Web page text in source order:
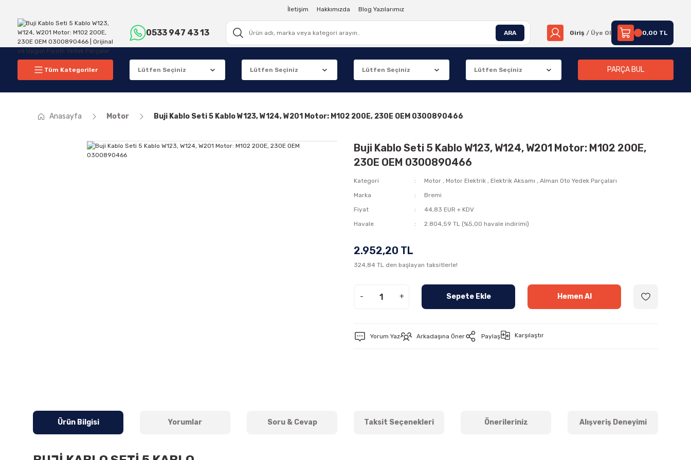
İletişim Hakkımızda Blog Yazılarımız
0533 947 43 13 ARA Giriş / Üye Ol 0,00 TL
Tüm Kategoriler PARÇA BUL
Anasayfa Motor Buji Kablo Seti 5 Kablo W123, W124, W201 Motor: M102 200E, 230E OEM 0300890466
Buji Kablo Seti 5 Kablo W123, W124, W201 Motor: M102 200E,
230E OEM 0300890466
Kategori Motor , Motor Elektrik , Elektrik Aksamı ,Alman Oto Yedek Parçaları
Marka
Bremi
Fiyat
44,83 EUR + KDV
Havale
2.804,59 TL (%5,00 havale indirimi)
2.952,20 TL
324,84 TL den başlayan taksitlerle!
- + Sepete Ekle Hemen Al
Yorum Yaz Arkadaşına Öner Paylaş Karşılaştır
Ürün Bilgisi Yorumlar Soru & Cevap Taksit Seçenekleri Önerileriniz Alışveriş Deneyimi